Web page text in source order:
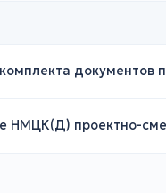
НМЦК(Д) проектно-